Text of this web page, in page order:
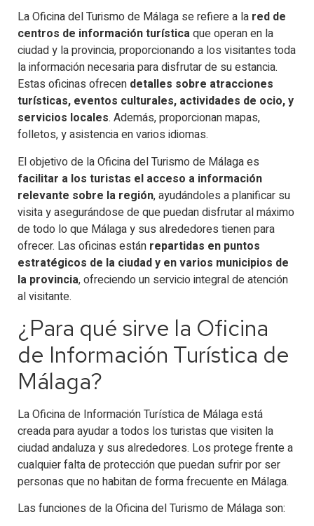
La Oficina del Turismo de Málaga se refiere a la red de
centros de información turísticaque operan en la
ciudad y la provincia, proporcionando a los visitantes toda
la información necesaria para disfrutar de su estancia.
Estas oficinas ofrecen detalles sobre atracciones
turísticas, eventos culturales, actividades de ocio, y
servicios locales. Además, proporcionan mapas,
folletos, y asistencia en varios idiomas.
El objetivo de la Oficina del Turismo de Málaga es
facilitar a los turistas el acceso a información
relevante sobre la región, ayudándoles a planificar su
visita y asegurándose de que puedan disfrutar al máximo
de todo lo que Málaga y sus alrededores tienen para
ofrecer. Las oficinas están repartidas en puntos
estratégicos de la ciudad y en varios municipios de
la provincia, ofreciendo un servicio integral de atención
al visitante.
¿Para qué sirve la Oficina
de Información Turística de
Málaga?
La Oficina de Información Turística de Málaga está
creada para ayudar a todos los turistas que visiten la
ciudad andaluza y sus alrededores. Los protege frente a
cualquier falta de protección que puedan sufrir por ser
personas que no habitan de forma frecuente en Málaga.
Las funciones de la Oficina del Turismo de Málaga son: